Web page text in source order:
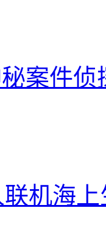
案件侦
机海